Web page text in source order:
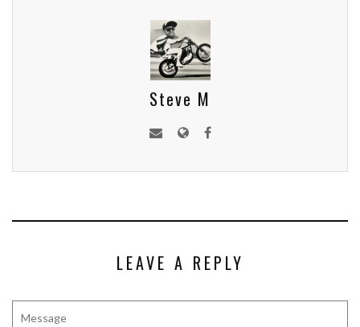
Steve M
LEAVE A REPLY